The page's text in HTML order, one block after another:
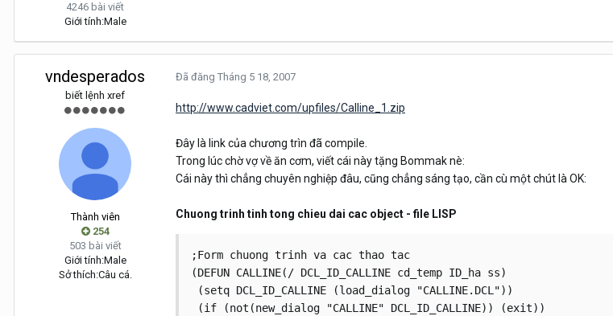
4246 bài viết
Giới tính:Male
vndesperados
biết lệnh xref
Thành viên
254
503 bài viết
Giới tính:Male
Sở thích:Câu cá.
Đã đăng Tháng 5 18, 2007
http://www.cadviet.com/upfiles/Calline_1.zip
Đây là link của chương trìn đã compile.
Trong lúc chờ vợ về ăn cơm, viết cái này tặng Bommak nè:
Cái này thì chẳng chuyên nghiệp đâu, cũng chẳng sáng tạo, cần cù một chút là OK:
Chuong trinh tinh tong chieu dai cac object - file LISP
;Form chuong trinh va cac thao tac
(DEFUN CALLINE(/ DCL_ID_CALLINE cd_temp ID_ha ss)
(setq DCL_ID_CALLINE (load_dialog "CALLINE.DCL"))
(if (not(new_dialog "CALLINE" DCL_ID_CALLINE)) (exit))